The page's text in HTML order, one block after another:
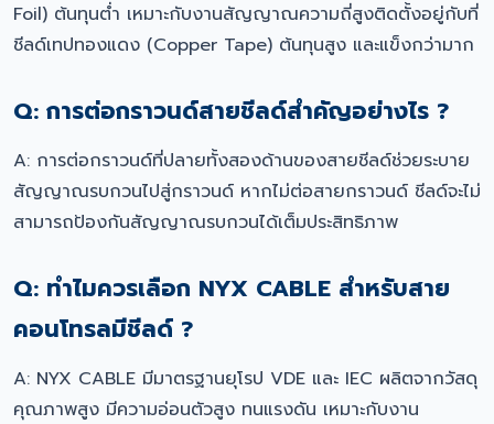
Foil) ต้นทุนต่ำ เหมาะกับงานสัญญาณความถี่สูงติดตั้งอยู่กับที่
ชีลด์เทปทองแดง (Copper Tape) ต้นทุนสูง และแข็งกว่ามาก
Q: การต่อกราวนด์สายชีลด์สำคัญอย่างไร ?
A: การต่อกราวนด์ที่ปลายทั้งสองด้านของสายชีลด์ช่วยระบาย
สัญญาณรบกวนไปสู่กราวนด์ หากไม่ต่อสายกราวนด์ ชีลด์จะไม่
สามารถป้องกันสัญญาณรบกวนได้เต็มประสิทธิภาพ
Q: ทำไมควรเลือก NYX CABLE สำหรับสาย
คอนโทรลมีชีลด์ ?
A: NYX CABLE มีมาตรฐานยุโรป VDE และ IEC ผลิตจากวัสดุ
คุณภาพสูง มีความอ่อนตัวสูง ทนแรงดัน เหมาะกับงาน